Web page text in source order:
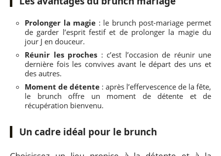
Prolonger la magie : le brunch post-mariage permet
de garder l’esprit festif et de prolonger la magie du
jour J en douceur.
Réunir les proches : c’est l’occasion de réunir une
dernière fois les convives avant le départ des uns et
des autres.
Moment de détente : après l’effervescence de la fête,
le brunch offre un moment de détente et de
récupération bienvenu.
Un cadre idéal pour le brunch